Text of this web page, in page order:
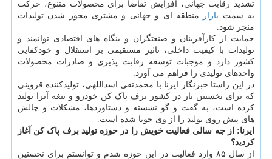
تشدید رقابت جهانی، افزایش تقاضا برای محصولات متنوع، حرکت
به سمت بازار
منطقه ای و جهانی و مشتری محور شدن تولیدات
منجر شود.
حمایت از کارآفرینان و صنعتگران و بنگاه های اقتصادی توانمند و
تولیدات با کیفیت داخلی، تاثیر مستقیمی بر استقلال و خودکفایی
کشور دارد و موجبات توسعه رقابت پذیری و صادرات محصولات
واحدهای تولیدی را فراهم می آورد.
در این راستا خبرنگار ایرنا با محمدتقی اسداللهی، تولیدکننده قزوینی
که برای نخستین بار در کشور برف پاک کن خودرو و تیغه آنرا تولید
کرده است، به گفت و گو نشسته و دستاوردها، مشکلات و چالش
های پیش روی تولید را از وی جویا شده است.
ایرنا: از چه سالی فعالیت خویش را در حوزه تولید برف پاک کن آغاز
کردید؟
از سال ۸۵ وارد فعالیت در این حوزه شدم و توانستم برای نخستین